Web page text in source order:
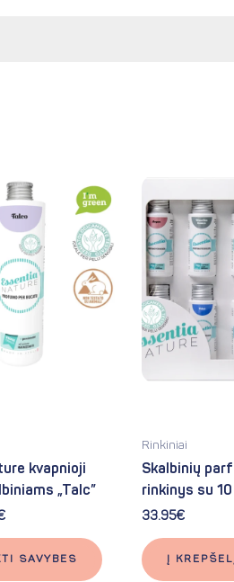
kvapnioji
„Talc”
Price
range:
2.30€
through
31.90€
SAVYBES
This
product
has
multiple
variants.
The
options
chosen
productRinkiniai
Skalbinių
rinkinys su
33.95€
Į KREPŠELĮ